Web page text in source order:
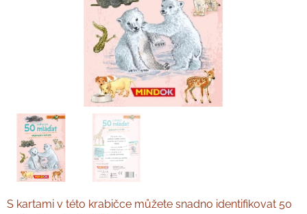
S kartami v této krabičce můžete snadno identifikovat 50